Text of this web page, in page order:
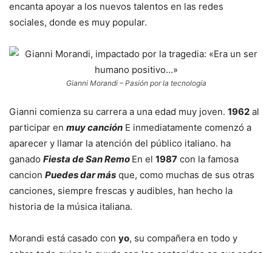
encanta apoyar a los nuevos talentos en las redes
sociales, donde es muy popular.
Gianni Morandi – Pasión por la tecnología
Gianni comienza su carrera a una edad muy joven. 1962 al
participar en muy canción E inmediatamente comenzó a
aparecer y llamar la atención del público italiano. ha
ganado Fiesta de San Remo En el 1987 con la famosa
cancion Puedes dar más que, como muchas de sus otras
canciones, siempre frescas y audibles, han hecho la
historia de la música italiana.
Morandi está casado con yo, su compañera en todo y